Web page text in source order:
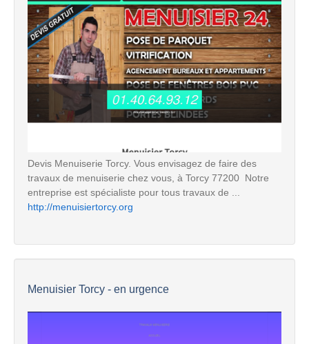
Devis Menuiserie Torcy. Vous envisagez de faire des
travaux de menuiserie chez vous, à Torcy 77200  Notre
entreprise est spécialiste pour tous travaux de ...
http://menuisiertorcy.org
Menuisier Torcy - en urgence